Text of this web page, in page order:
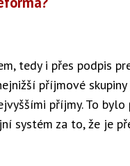
tedy i přes podpis
příjmové
příjmy. To
systém za to, že je